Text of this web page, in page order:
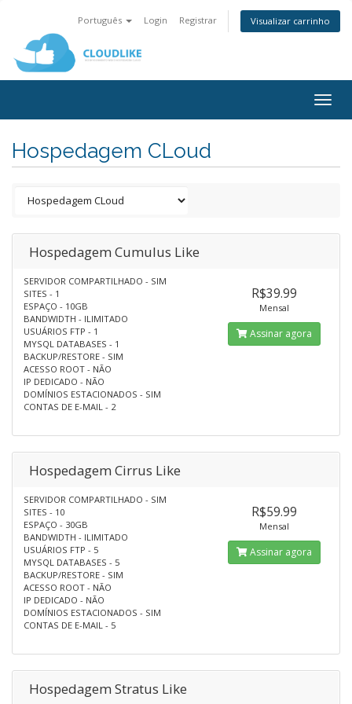
Português Login Registrar Visualizar carrinho
Hospedagem CLoud
Hospedagem Cumulus Like
SERVIDOR COMPARTILHADO - SIM
SITES - 1
ESPAÇO - 10GB
BANDWIDTH - ILIMITADO
USUÁRIOS FTP - 1
MYSQL DATABASES - 1
BACKUP/RESTORE - SIM
ACESSO ROOT - NÃO
IP DEDICADO - NÃO
DOMÍNIOS ESTACIONADOS - SIM
CONTAS DE E-MAIL - 2
R$39.99
Mensal
Assinar agora
Hospedagem Cirrus Like
SERVIDOR COMPARTILHADO - SIM
SITES - 10
ESPAÇO - 30GB
BANDWIDTH - ILIMITADO
USUÁRIOS FTP - 5
MYSQL DATABASES - 5
BACKUP/RESTORE - SIM
ACESSO ROOT - NÃO
IP DEDICADO - NÃO
DOMÍNIOS ESTACIONADOS - SIM
CONTAS DE E-MAIL - 5
R$59.99
Mensal
Assinar agora
Hospedagem Stratus Like